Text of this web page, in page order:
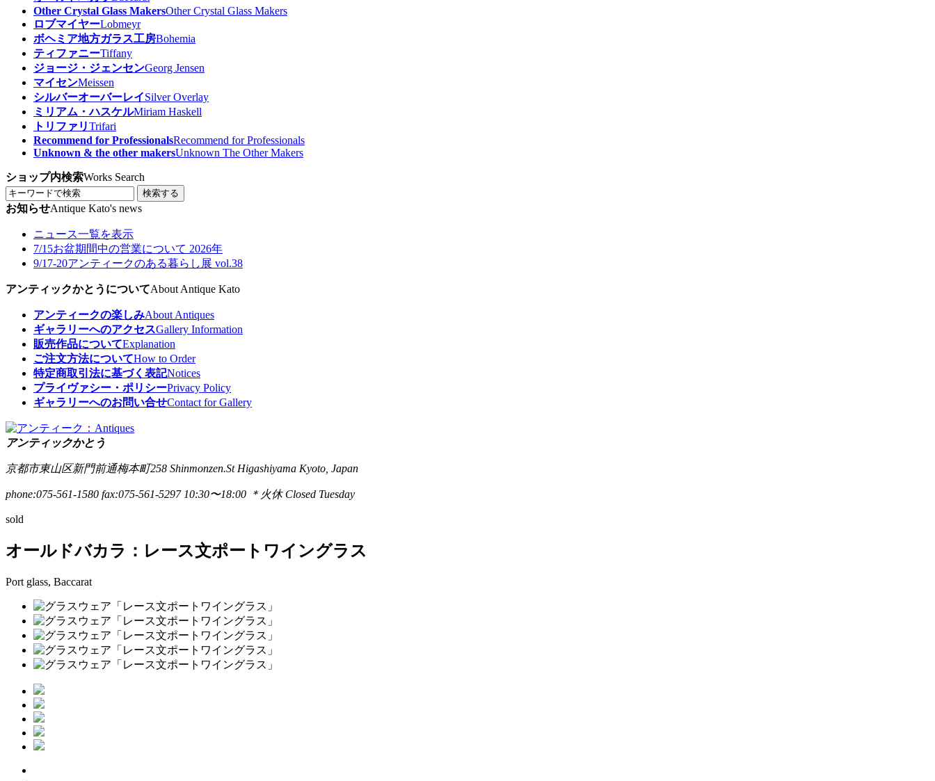
Other Crystal Glass MakersOther Crystal Glass Makers
ロブマイヤーLobmeyr
ボヘミア地方ガラス工房Bohemia
ティファニーTiffany
ジョージ・ジェンセンGeorg Jensen
マイセンMeissen
シルバーオーバーレイSilver Overlay
ミリアム・ハスケルMiriam Haskell
トリファリTrifari
Recommend for ProfessionalsRecommend for Professionals
Unknown & the other makersUnknown The Other Makers
ショップ内検索Works Search
検索する
お知らせAntique Kato's news
ニュース一覧を表示
7/15お盆期間中の営業について 2026年
9/17-20アンティークのある暮らし展 vol.38
アンティックかとうについてAbout Antique Kato
アンティークの楽しみAbout Antiques
ギャラリーへのアクセスGallery Information
販売作品についてExplanation
ご注文方法についてHow to Order
特定商取引法に基づく表記Notices
プライヴァシー・ポリシーPrivacy Policy
ギャラリーへのお問い合せContact for Gallery
アンティックかとう
京都市東山区新門前通梅本町258 Shinmonzen.St Higashiyama Kyoto, Japan
phone:075-561-1580 fax:075-561-5297 10:30〜18:00 ＊火休 Closed Tuesday
sold
オールドバカラ：レース文ポートワイングラス
Port glass, Baccarat